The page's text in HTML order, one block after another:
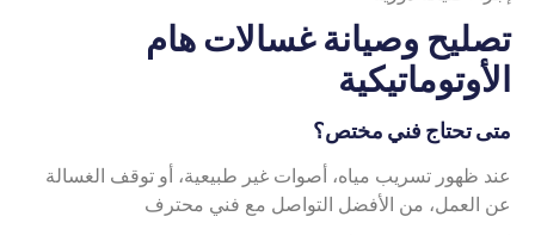
تصليح وصيانة غسالات هام
الأوتوماتيكية
متى تحتاج فني مختص؟
عند ظهور تسريب مياه، أصوات غير طبيعية، أو توقف الغسالة
عن العمل، من الأفضل التواصل مع فني محترف